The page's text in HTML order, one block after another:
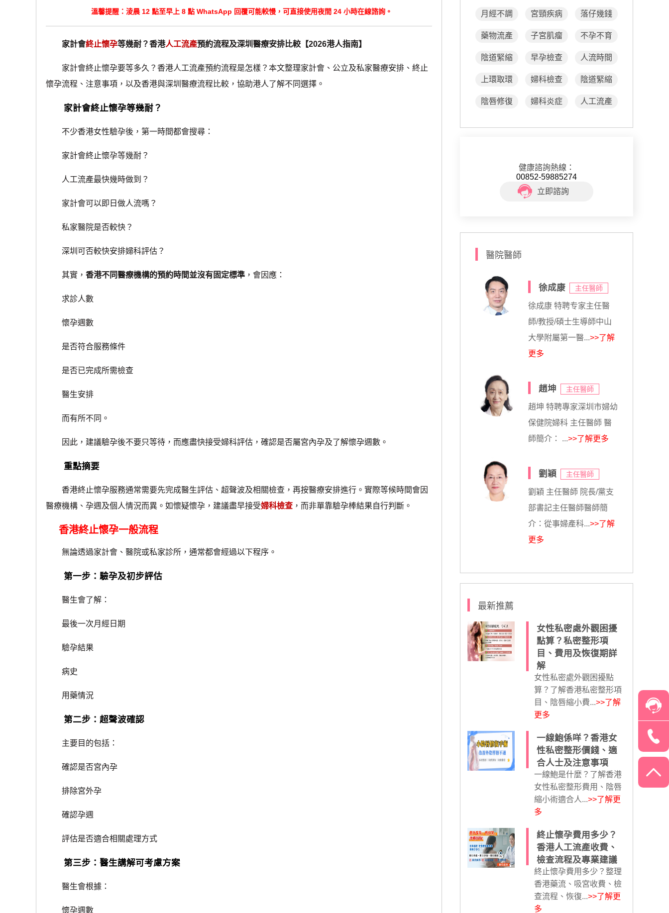
溫馨提醒：淩晨 12 點至早上 8 點 WhatsApp 回覆可能較慢，可直接使用夜間 24 小時在線諮詢。
家計會終止懷孕等幾耐？香港人工流產預約流程及深圳醫療安排比較【2026港人指南】
家計會終止懷孕要等多久？香港人工流產預約流程是怎樣？本文整理家計會、公立及私家醫療安排、終止
懷孕流程、注意事項，以及香港與深圳醫療流程比較，協助港人了解不同選擇。
家計會終止懷孕等幾耐？
不少香港女性驗孕後，第一時間都會搜尋：
家計會終止懷孕等幾耐？
人工流產最快幾時做到？
家計會可以即日做人流嗎？
私家醫院是否較快？
深圳可否較快安排婦科評估？
其實，香港不同醫療機構的預約時間並沒有固定標準 ，會因應：
求診人數
懷孕週數
是否符合服務條件
是否已完成所需檢查
醫生安排
而有所不同。
因此，建議驗孕後不要只等待，而應盡快接受婦科評估，確認是否屬宮內孕及了解懷孕週數。
重點摘要
香港終止懷孕服務通常需要先完成醫生評估、超聲波及相關檢查，再按醫療安排進行。實際等候時間會因
醫療機構、孕週及個人情況而異。如懷疑懷孕，建議盡早接受婦科檢查 ，而非單靠驗孕棒結果自行判斷。
香港終止懷孕一般流程
無論透過家計會、醫院或私家診所，通常都會經過以下程序。
第一步：驗孕及初步評估
醫生會了解：
最後一次月經日期
驗孕結果
病史
用藥情況
第二步：超聲波確認
主要目的包括：
確認是否宮內孕
排除宮外孕
確認孕週
評估是否適合相關處理方式
第三步：醫生講解可考慮方案
醫生會根據：
懷孕週數
月經不調 宮頸疾病 落仔幾錢
藥物流產 子宮肌瘤 不孕不育
陰道緊縮 早孕檢查 人流時間
上環取環 婦科檢查 陰道緊縮
陰唇修復 婦科炎症 人工流產
健康諮詢熱線：
00852-59885274
立即諮詢
醫院醫師
徐成康 主任醫師
徐成康 特聘专家主任醫
師/教授/碩士生導師中山
大學附屬第一醫...>>了解
更多
趙坤 主任醫師
趙坤 特聘專家深圳市婦幼
保健院婦科 主任醫師 醫
師簡介： ...>>了解更多
劉穎 主任醫師
劉穎 主任醫師 院長/黨支
部書記主任醫師醫師簡
介：從事婦產科...>>了解
更多
最新推薦
女性私密處外觀困擾
點算？私密整形項
目、費用及恢復期詳
解
女性私密處外觀困擾點
算？了解香港私密整形項
目、陰唇縮小費...>>了解
更多
一線鮑係咩？香港女
性私密整形價錢、適
合人士及注意事項
一線鮑是什麼？了解香港
女性私密整形費用、陰唇
縮小術適合人...>>了解更
多
終止懷孕費用多少？
香港人工流產收費、
檢查流程及專業建議
終止懷孕費用多少？整理
香港藥流、吸宮收費、檢
查流程、恢復...>>了解更
多